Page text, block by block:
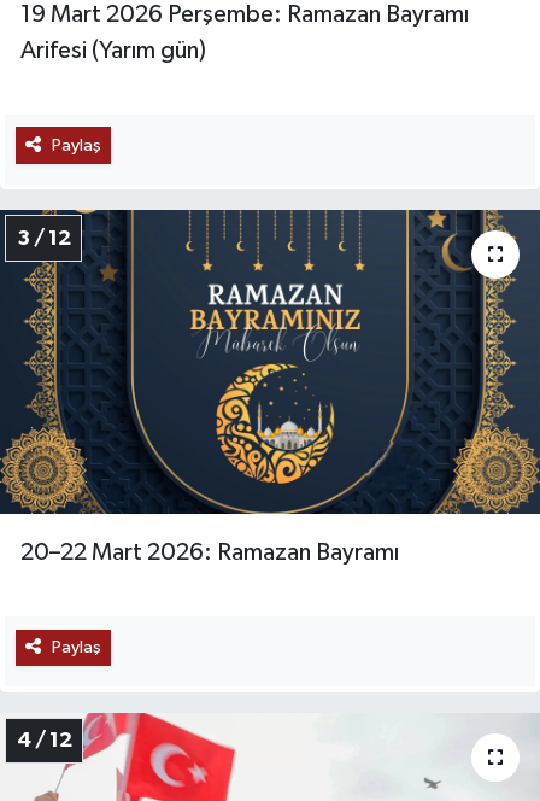
19 Mart 2026 Perşembe: Ramazan Bayramı
Arifesi (Yarım gün)
Paylaş
3 / 12
20–22 Mart 2026: Ramazan Bayramı
Paylaş
4 / 12